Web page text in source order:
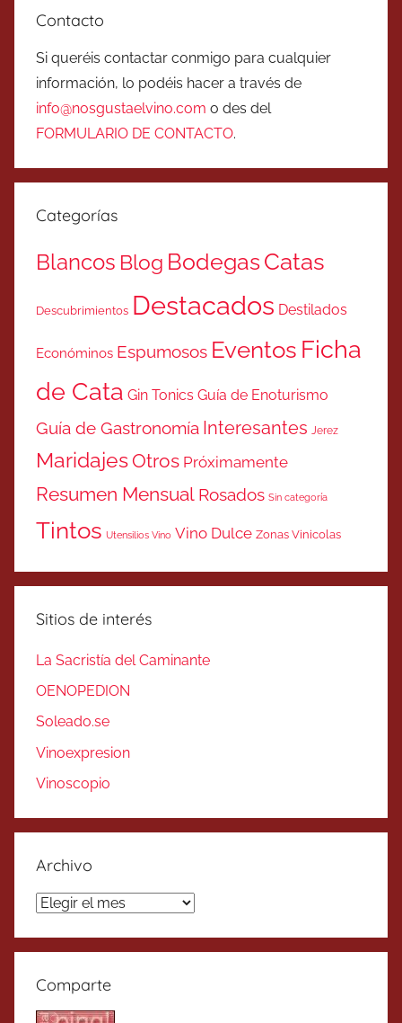
Contacto
Si queréis contactar conmigo para cualquier
información, lo podéis hacer a través de
info@nosgustaelvino.com o des del
FORMULARIO DE CONTACTO.
Categorías
Blancos Blog BodegasCatas
Descubrimientos Destacados Destilados
Económinos Espumosos Eventos Ficha
de Cata Gin Tonics Guía de Enoturismo
Guía de Gastronomía Interesantes Jerez
MaridajesOtros Próximamente
Resumen Mensual Rosados Sin categoría
Tintos Utensilios Vino Vino Dulce Zonas Vinicolas
Sitios de interés
La Sacristía del Caminante
OENOPEDION
Soleado.se
Vinoexpresion
Vinoscopio
Archivo
Archivo
Comparte